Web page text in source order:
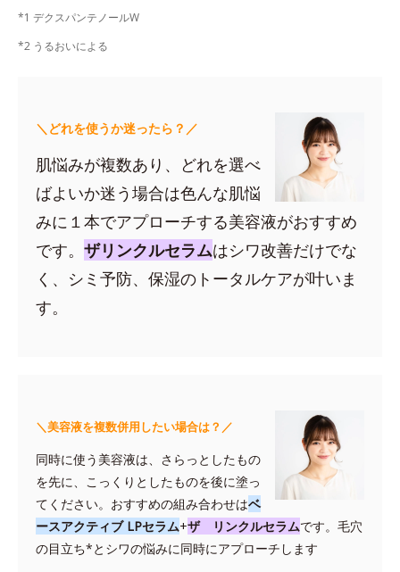
*1 デクスパンテノールW
*2 うるおいによる
＼どれを使うか迷ったら？／
肌悩みが複数あり、どれを選べ
ばよいか迷う場合は色んな肌悩
みに１本でアプローチする美容液がおすすめ
です。 ザリンクルセラムはシワ改善だけでな
く、シミ予防、保湿のトータルケアが叶いま
す。
＼美容液を複数併用したい場合は？／
同時に使う美容液は、さらっとしたもの
を先に、こっくりとしたものを後に塗っ
てください。おすすめの組み合わせはベ
ースアクティブ LPセラム+ザ リンクルセラムです。毛穴
の目立ち*とシワの悩みに同時にアプローチします